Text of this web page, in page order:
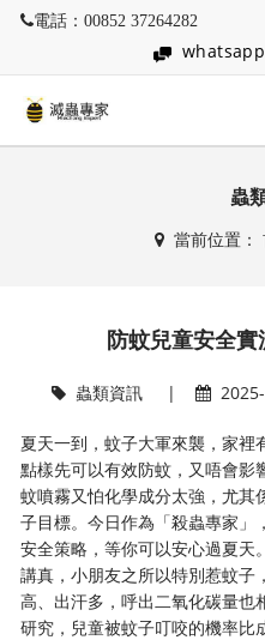
電話：00852 37264282
蟲
當前位置：
防蚊兒童安全
蟲類資訊|
夏天一到，蚊子大軍來襲，家裡
點樣先可以有效防蚊，又唔會影
蚊噴霧又怕化學成分太強，尤其
子目標。今日作為「殺蟲專家」
安全策略，等你可以安心過夏天。
講真，小朋友之所以特別惹蚊子
高、出汗多，呼出二氧化碳量也
研究，兒童被蚊子叮咬的機率比